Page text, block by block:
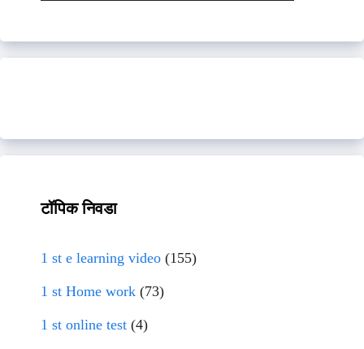
टॉपिक निवडा
1 st e learning video (155)
1 st Home work (73)
1 st online test (4)